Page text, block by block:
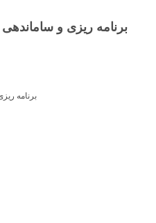
برنامه ریزی و